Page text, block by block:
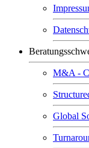
M&A -
Global